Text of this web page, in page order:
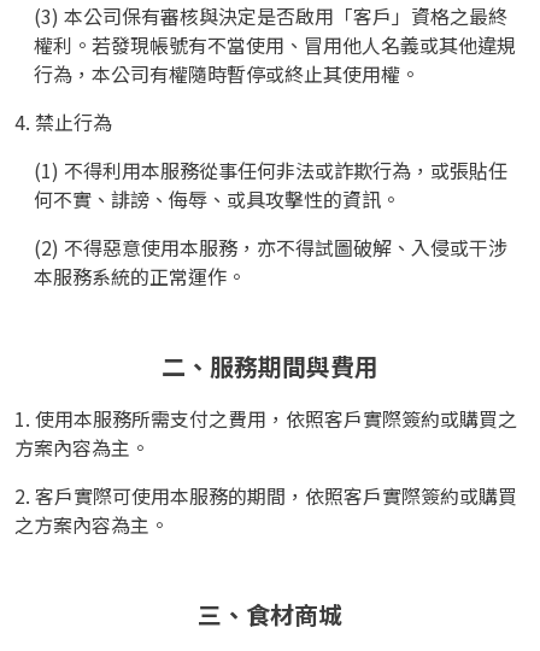
(3) 本公司保有審核與決定是否啟用「客戶」資格之最終
權利。若發現帳號有不當使用、冒用他人名義或其他違規
行為，本公司有權隨時暫停或終止其使用權。
4. 禁止行為
(1) 不得利用本服務從事任何非法或詐欺行為，或張貼任
何不實、誹謗、侮辱、或具攻擊性的資訊。
(2) 不得惡意使用本服務，亦不得試圖破解、入侵或干涉
本服務系統的正常運作。
二、服務期間與費用
1. 使用本服務所需支付之費用，依照客戶實際簽約或購買之
方案內容為主。
2. 客戶實際可使用本服務的期間，依照客戶實際簽約或購買
之方案內容為主。
三、食材商城